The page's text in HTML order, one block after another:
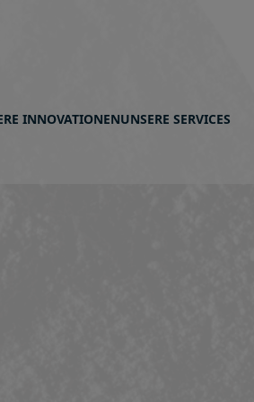
INNOVATIONENUNSERE SERVICES